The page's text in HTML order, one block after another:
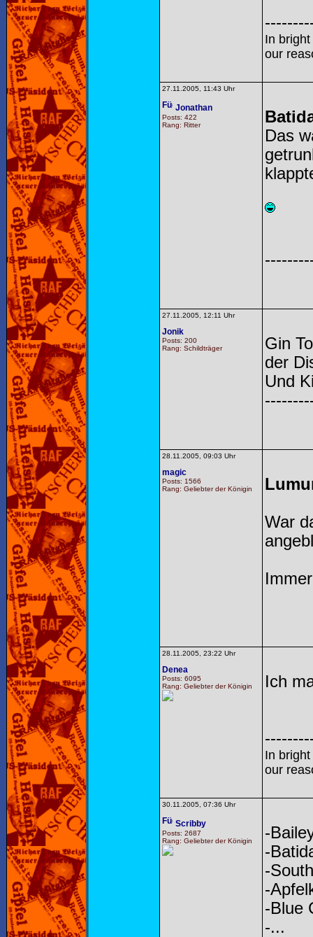
In
our
27.11.2005, 11:43 Uhr
Jonathan
Posts: 422
Rang: Ritter
Das
27.11.2005, 12:11 Uhr
Jonik
Posts: 200
Rang: Schildträger
Gin
der
Und
28.11.2005, 09:03 Uhr
magic
Posts: 1566
Rang: Geliebter der Königin
War
28.11.2005, 23:22 Uhr
Denea
Posts: 6095
Rang: Geliebter der Königin
Ich
In
our
30.11.2005, 07:36 Uhr
Scribby
Posts: 2687
Rang: Geliebter der Königin
-
-
-
-
-Blue
-...